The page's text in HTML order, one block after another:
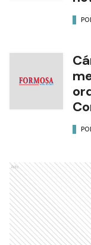
Ads